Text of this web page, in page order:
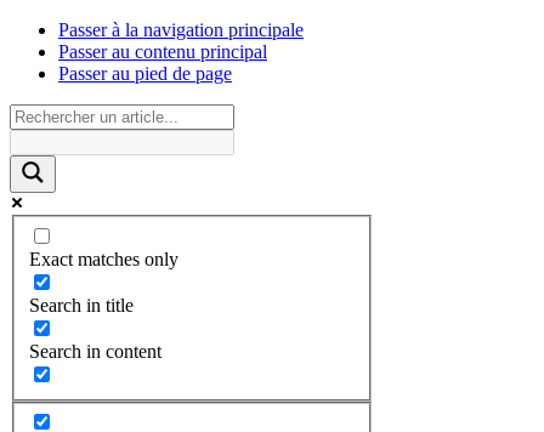
Passer à la navigation principale
Passer au contenu principal
Passer au pied de page
Exact matches only
Search in title
Search in content